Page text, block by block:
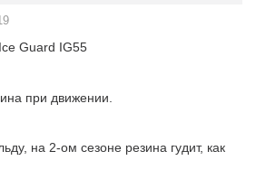
Guard IG55
при движении.
на 2-ом сезоне резина гудит, как